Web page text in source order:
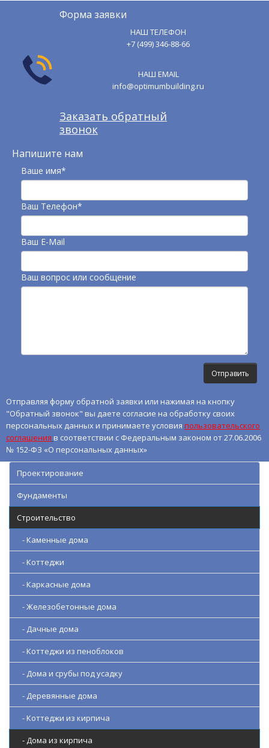
Форма заявки
НАШ ТЕЛЕФОН
+7 (499) 346-88-66
НАШ EMAIL
info@optimumbuilding.ru
Заказать обратный
звонок
Напишите нам
Ваше имя*
Ваш Телефон*
Ваш E-Mail
Ваш вопрос или сообщение
Отправляя форму обратной заявки или нажимая на кнопку
"Обратный звонок" вы даете согласие на обработку своих
персональных данных и принимаете условия пользовательского
соглашения в соответствии с Федеральным законом от 27.06.2006
№ 152-ФЗ «О персональных данных»
Проектирование
Фундаменты
Строительство
- Каменные дома
- Коттеджи
- Каркасные дома
- Железобетонные дома
- Дачные дома
- Коттеджи из пеноблоков
- Дома и срубы под усадку
- Деревянные дома
- Коттеджи из кирпича
- Дома из кирпича